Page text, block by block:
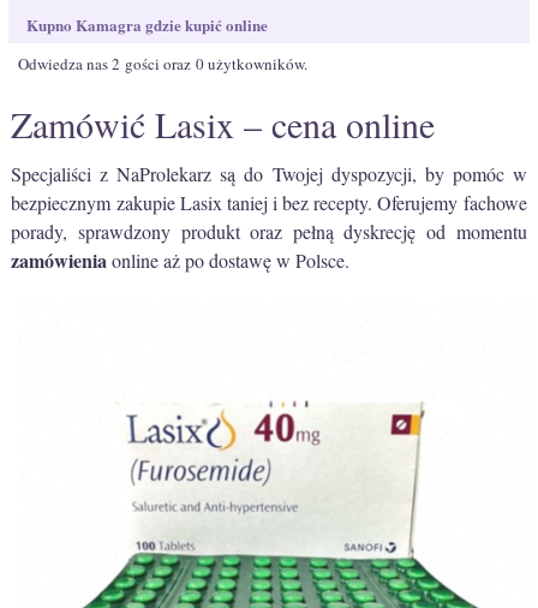
Kupno Kamagra gdzie kupić online
Odwiedza nas 2 gości oraz 0 użytkowników.
Zamówić Lasix – cena online
Specjaliści z NaProlekarz są do Twojej dyspozycji, by pomóc w
bezpiecznym zakupie Lasix taniej i bez recepty. Oferujemy fachowe
porady, sprawdzony produkt oraz pełną dyskrecję od momentu
zamówieniaonline aż po dostawę w Polsce.